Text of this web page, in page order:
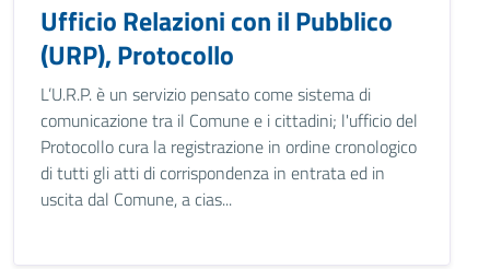
Ufficio Relazioni con il Pubblico
(URP), Protocollo
L’U.R.P. è un servizio pensato come sistema di
comunicazione tra il Comune e i cittadini; l'ufficio del
Protocollo cura la registrazione in ordine cronologico
di tutti gli atti di corrispondenza in entrata ed in
uscita dal Comune, a cias...